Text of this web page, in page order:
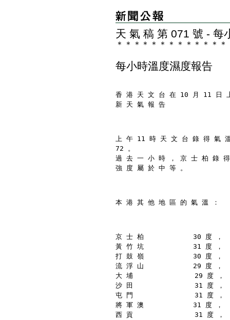
天 氣 稿 第 071 號 - 每
＊ ＊ ＊ ＊ ＊ ＊ ＊ ＊ ＊ ＊ ＊ ＊ ＊
每小時溫度濕度報告
香 港 天 文 台 在 10 月 11 日
新 天 氣 報 告
上 午 11 時 天 文 台 錄 得 氣
72 。
過 去 一 小 時 ， 京 士 柏 錄
強 度 屬 於 中 等 。
本 港 其 他 地 區 的 氣 溫 ：
京 士 柏            30 度 ，
黃 竹 坑            31 度 ，
打 鼓 嶺            30 度 ，
流 浮 山            29 度 ，
大 埔               29 度 ，
沙 田               31 度 ，
屯 門               31 度 ，
將 軍 澳            31 度 ，
西 貢               31 度 ，